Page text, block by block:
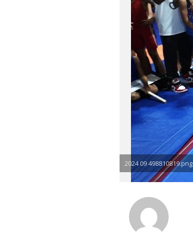
2024 09 498810819.png